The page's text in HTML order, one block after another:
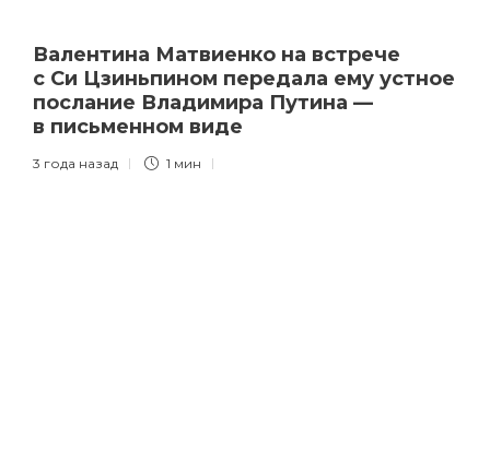
Валентина Матвиенко на встрече
с Си Цзиньпином передала ему устное
послание Владимира Путина —
в письменном виде
3 года назад 1 мин